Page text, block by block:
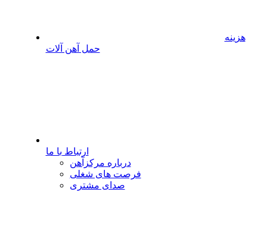
هزینه
حمل آهن آلات
ارتباط با ما
درباره مرکزآهن
فرصت های شغلی
صدای مشتری